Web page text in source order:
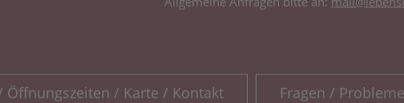
Öffnungszeiten / Karte / Kontakt Fragen /